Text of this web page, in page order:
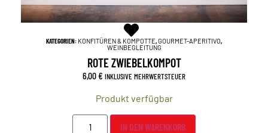
KATEGORIEN: KONFITÜREN & KOMPOTTE,GOURMET-APERITIVO,
WEINBEGLEITUNG
ROTE ZWIEBELKOMPOT
6,00€ INKLUSIVE MEHRWERTSTEUER
Produkt verfügbar
IN DEN WARENKORB